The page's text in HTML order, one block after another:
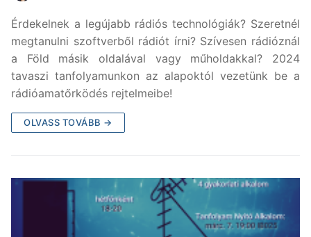
Érdekelnek a legújabb rádiós technológiák? Szeretnél
megtanulni szoftverből rádiót írni? Szívesen rádióznál
a Föld másik oldalával vagy műholdakkal? 2024
tavaszi tanfolyamunkon az alapoktól vezetünk be a
rádióamatőrködés rejtelmeibe!
OLVASS TOVÁBB →